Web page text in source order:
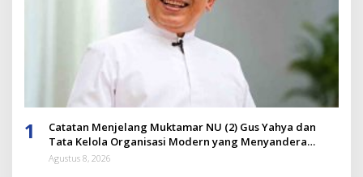
1
Catatan Menjelang Muktamar NU (2) Gus Yahya dan
Tata Kelola Organisasi Modern yang Menyandera
Dirinya
Agustus 8, 2026